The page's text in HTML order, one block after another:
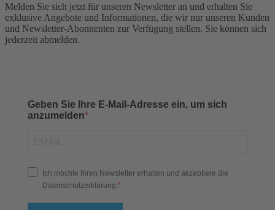
Melden Sie sich jetzt für unseren Newsletter an und erhalten Sie
exklusive Angebote und Informationen, die wir nur unseren Kunden
und Newsletter-Abonnenten zur Verfügung stellen. Sie können sich
jederzeit abmelden.
Geben Sie Ihre E-Mail-Adresse ein, um sich
anzumelden
Ich möchte Ihren Newsletter erhalten und akzeptiere die
Datenschutzerklärung.